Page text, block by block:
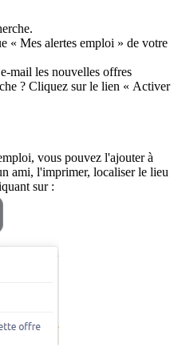
« Mes alertes emploi » de votre
mail les nouvelles offres
? Cliquez sur le lien « Activer
vous pouvez l'ajouter à
ami, l'imprimer, localiser le lieu
sur :